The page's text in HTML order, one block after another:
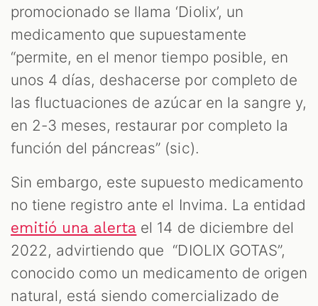
promocionado se llama ‘Diolix’, un
medicamento que supuestamente
“permite, en el menor tiempo posible, en
unos 4 días, deshacerse por completo de
las fluctuaciones de azúcar en la sangre y,
en 2-3 meses, restaurar por completo la
función del páncreas” (sic).
Sin embargo, este supuesto medicamento
no tiene registro ante el Invima. La entidad
emitió una alerta el 14 de diciembre del
2022, advirtiendo que “DIOLIX GOTAS”,
conocido como un medicamento de origen
natural, está siendo comercializado de